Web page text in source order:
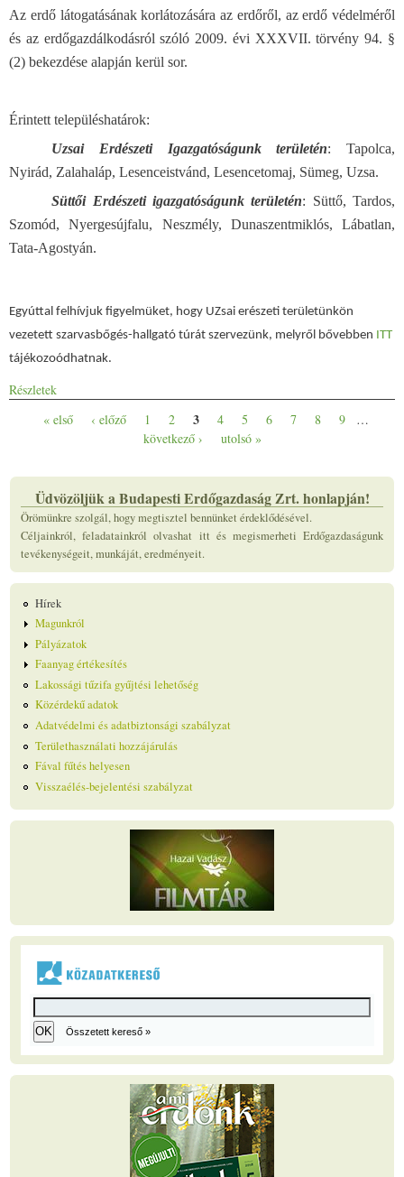
Az erdő látogatásának korlátozására az erdőről, az erdő védelméről
és az erdőgazdálkodásról szóló 2009. évi XXXVII. törvény 94. §
(2) bekezdése alapján kerül sor.
Érintett településhatárok:
Uzsai Erdészeti Igazgatóságunk területén: Tapolca,
Nyirád, Zalahaláp, Lesenceistvánd, Lesencetomaj, Sümeg, Uzsa.
Süttői Erdészeti igazgatóságunk területén: Süttő, Tardos,
Szomód, Nyergesújfalu, Neszmély, Dunaszentmiklós, Lábatlan,
Tata-Agostyán.
Egyúttal felhívjuk figyelmüket, hogy UZsai erészeti területünkön
vezetett szarvasbőgés-hallgató túrát szervezünk, melyről bővebben ITT
tájékozoódhatnak.
Részletek
Oldalak
« első ‹ előző 1 2 3 4 5 6 7 8 9
…
következő ›
utolsó »
Üdvözöljük a Budapesti Erdőgazdaság Zrt. honlapján!
Örömünkre szolgál, hogy megtisztel bennünket érdeklődésével.
Céljainkról, feladatainkról olvashat itt és megismerheti Erdőgazdaságunk
tevékenységeit, munkáját, eredményeit.
Hírek
Magunkról
Pályázatok
Faanyag értékesítés
Lakossági tűzifa gyűjtési lehetőség
Közérdekű adatok
Adatvédelmi és adatbiztonsági szabályzat
Területhasználati hozzájárulás
Fával fűtés helyesen
Visszaélés-bejelentési szabályzat
Összetett kereső »